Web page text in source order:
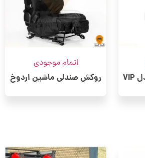
چراغ کمپینگ توبیز مدل VIP
اتمام موجودی
روکش صندلی ماشین اردوخ